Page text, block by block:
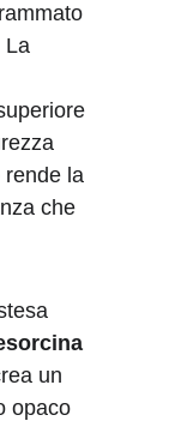
La
rende la
che
un
opaco